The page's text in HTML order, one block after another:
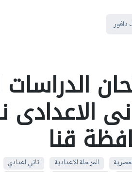
دافور
قنا
المرحلة الاعدادية ثاني اعدادي